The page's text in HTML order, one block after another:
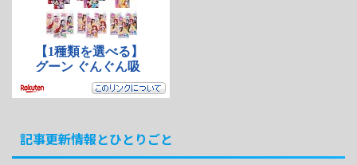
記事更新情報とひとりごと